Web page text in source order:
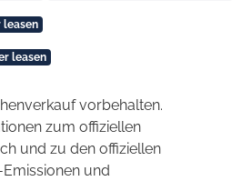
leasen
leasen
vorbehalten.
zum offiziellen
und zu den offiziellen
Emissionen und